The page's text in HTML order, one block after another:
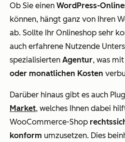
Ob Sie einen WordPress-
können, hängt ganz von Ihren
ab. Sollte Ihr Onlineshop sehr
auch erfahrene Nutzende
spezialisierten Agentur, was
oder monatlichen Kosten
Darüber hinaus gibt es auch
Market, welches Ihnen dabei
WooCommerce-Shop
konform umzusetzen. Dies